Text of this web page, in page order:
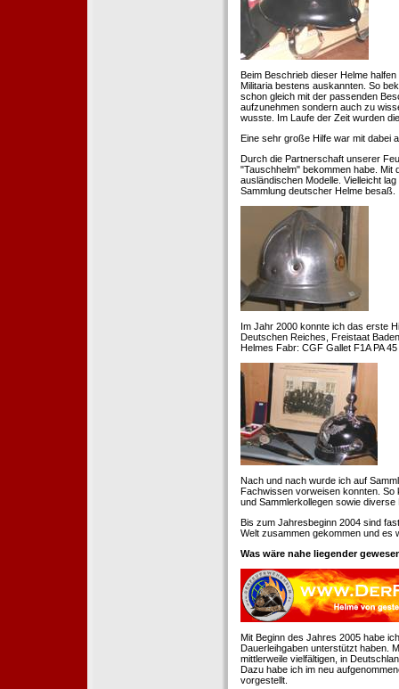
Beim Beschrieb dieser Helme
Militaria bestens auskannten. So
schon gleich mit der passenden
aufzunehmen sondern auch zu
wusste. Im Laufe der Zeit wurden
Eine sehr große Hilfe war mit dabei
Durch die Partnerschaft unserer
"Tauschhelm" bekommen habe. Mit
ausländischen Modelle. Vielleicht
Sammlung deutscher Helme besaß.
Im Jahr 2000 konnte ich das erste
Deutschen Reiches, Freistaat
Helmes Fabr: CGF Gallet F1A PA
Nach und nach wurde ich auf
Fachwissen vorweisen konnten. So
und Sammlerkollegen sowie
Bis zum Jahresbeginn 2004 sind
Welt zusammen gekommen und es
Was wäre nahe liegender
Mit Beginn des Jahres 2005 habe
Dauerleihgaben unterstützt haben.
mittlerweile vielfältigen, in
Dazu habe ich im neu
vorgestellt.